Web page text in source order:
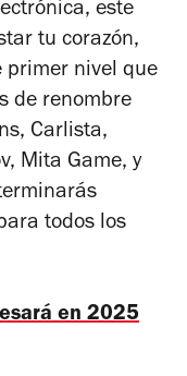
este
tu corazón,
primer nivel que
de renombre
Carlista,
Mita Game, y
todos los
en 2025